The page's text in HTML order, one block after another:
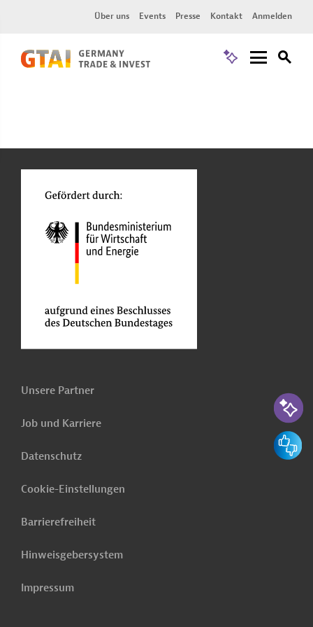
Über uns Events Presse Kontakt Anmelden
Unsere Partner
Job und Karriere
Datenschutz
Cookie-Einstellungen
Barrierefreiheit
Hinweisgebersystem
Impressum
KI-